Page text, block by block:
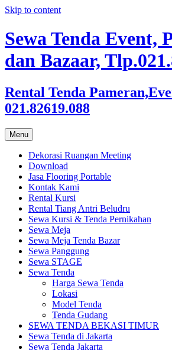
Skip to content
Sewa Tenda Event,
dan Bazaar,
Rental Tenda
021.82619.088
Menu
Dekorasi Ruangan Meeting
Download
Jasa Flooring Portable
Kontak Kami
Rental Kursi
Rental Tiang Antri Beludru
Sewa Kursi & Tenda Pernikahan
Sewa Meja
Sewa Meja Tenda Bazar
Sewa Panggung
Sewa STAGE
Sewa Tenda
Harga Sewa Tenda
Lokasi
Model Tenda
Tenda Gudang
SEWA TENDA BEKASI TIMUR
Sewa Tenda di Jakarta
Sewa Tenda Jakarta